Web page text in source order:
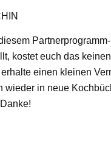
kostet euch das
einen kleinen
wieder in neue